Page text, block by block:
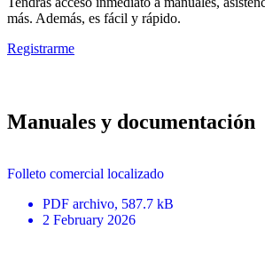
más. Además, es fácil y rápido.
Registrarme
Manuales y documentación
Folleto comercial localizado
PDF archivo, 587.7 kB
2 February 2026